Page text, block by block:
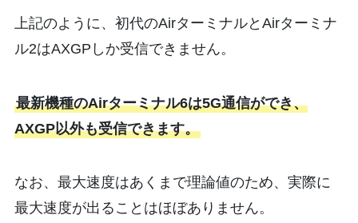
上記のように、初代のAirターミナルとAirターミナ
ル2はAXGPしか受信できません。
最新機種のAirターミナル6は5G通信ができ、
AXGP以外も受信できます。
なお、最大速度はあくまで理論値のため、実際に
最大速度が出ることはほぼありません。